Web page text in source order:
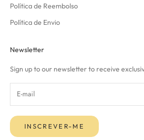
Política de Reembolso
Política de Envio
Newsletter
Sign up to our newsletter to receive
INSCREVER-ME